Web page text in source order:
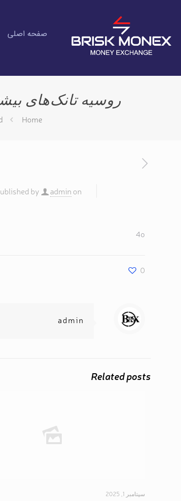
صفحه اصلی
روسیه تانک‌های
Home
by admin on
4o
0
admin
Related posts
سپتامبر 1, 2025